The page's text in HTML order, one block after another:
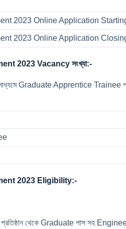
2023 Online Application
2023 Online Application
2023 Vacancy সংখ্যা:-
Graduate Apprentice Trainee পদে
2023 Eligibility:-
প্রতিষ্ঠান থেকে Graduate পাস সহ